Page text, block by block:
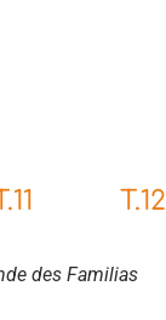
T.12
des Familias